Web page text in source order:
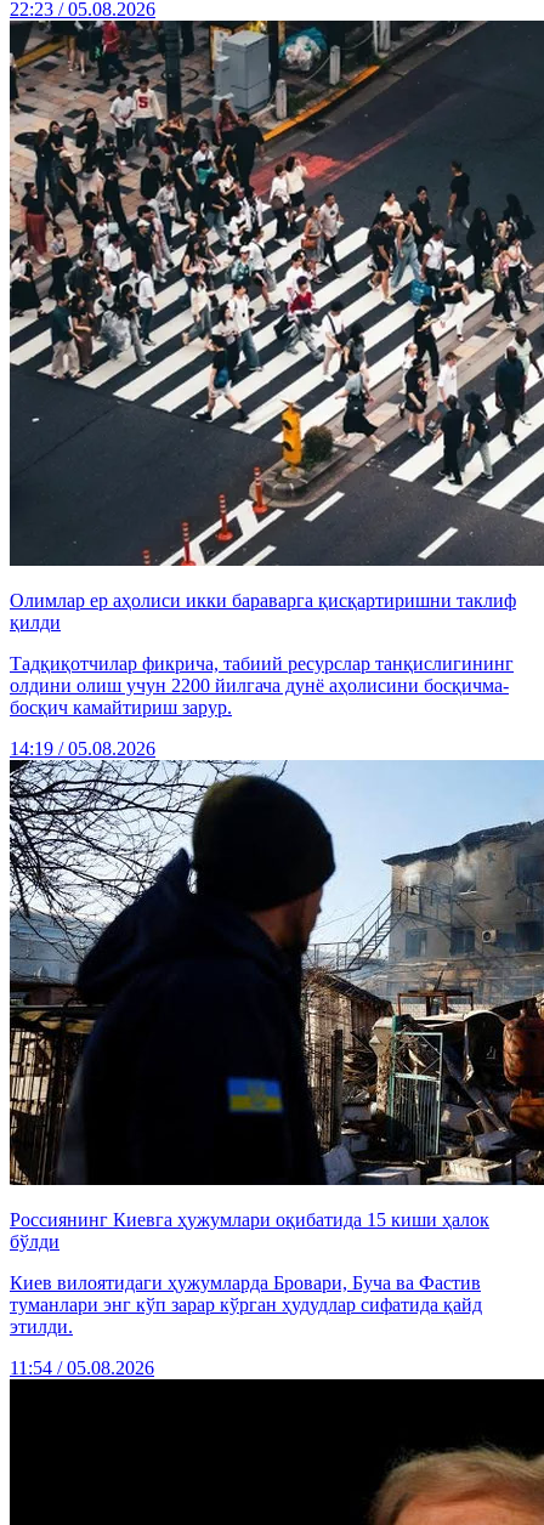
22:23 / 05.08.2026
Олимлар ер аҳолиси икки бараварга қисқартиришни таклиф
қилди
Тадқиқотчилар фикрича, табиий ресурслар танқислигининг
олдини олиш учун 2200 йилгача дунё аҳолисини босқичма-
босқич камайтириш зарур.
14:19 / 05.08.2026
Россиянинг Киевга ҳужумлари оқибатида 15 киши ҳалок
бўлди
Киев вилоятидаги ҳужумларда Бровари, Буча ва Фастив
туманлари энг кўп зарар кўрган ҳудудлар сифатида қайд
этилди.
11:54 / 05.08.2026